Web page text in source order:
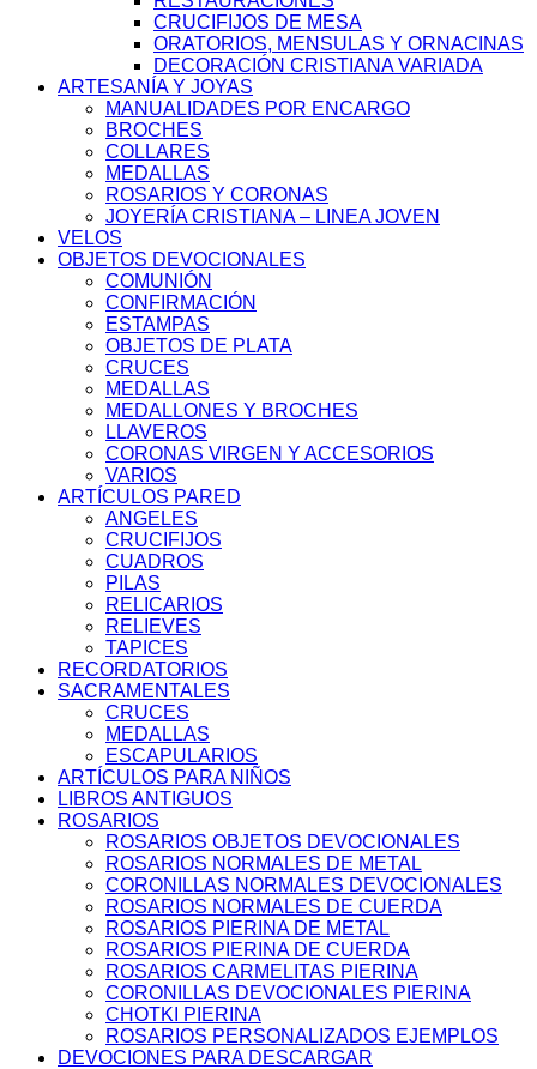
CRUCIFIJOS DE MESA
ORATORIOS, MENSULAS Y ORNACINAS
DECORACIÓN CRISTIANA VARIADA
ARTESANÍA Y JOYAS
MANUALIDADES POR ENCARGO
BROCHES
COLLARES
MEDALLAS
ROSARIOS Y CORONAS
JOYERÍA CRISTIANA – LINEA JOVEN
VELOS
OBJETOS DEVOCIONALES
COMUNIÓN
CONFIRMACIÓN
ESTAMPAS
OBJETOS DE PLATA
CRUCES
MEDALLAS
MEDALLONES Y BROCHES
LLAVEROS
CORONAS VIRGEN Y ACCESORIOS
VARIOS
ARTÍCULOS PARED
ANGELES
CRUCIFIJOS
CUADROS
PILAS
RELICARIOS
RELIEVES
TAPICES
RECORDATORIOS
SACRAMENTALES
CRUCES
MEDALLAS
ESCAPULARIOS
ARTÍCULOS PARA NIÑOS
LIBROS ANTIGUOS
ROSARIOS
ROSARIOS OBJETOS DEVOCIONALES
ROSARIOS NORMALES DE METAL
CORONILLAS NORMALES DEVOCIONALES
ROSARIOS NORMALES DE CUERDA
ROSARIOS PIERINA DE METAL
ROSARIOS PIERINA DE CUERDA
ROSARIOS CARMELITAS PIERINA
CORONILLAS DEVOCIONALES PIERINA
CHOTKI PIERINA
ROSARIOS PERSONALIZADOS EJEMPLOS
DEVOCIONES PARA DESCARGAR